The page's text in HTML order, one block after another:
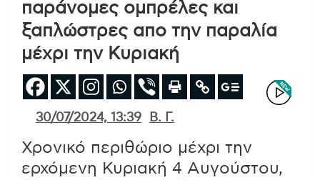
παράνομες ομπρέλες και
ξαπλώστρες απο την παραλία
μέχρι την Κυριακή
30/07/2024, 13:39 Β. Γ.
Χρονικό περιθώριο μέχρι την
ερχόμενη Κυριακή 4 Αυγούστου,